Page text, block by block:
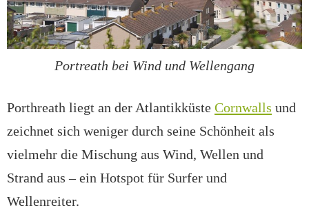
Portreath bei Wind und Wellengang
Porthreath liegt an der Atlantikküste Cornwalls und
zeichnet sich weniger durch seine Schönheit als
vielmehr die Mischung aus Wind, Wellen und
Strand aus – ein Hotspot für Surfer und
Wellenreiter.